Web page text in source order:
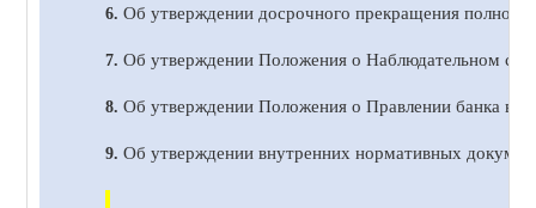
6. Об утверждении досрочного прекращения
7. Об утверждении Положения о Наблюдательном
8. Об утверждении Положения о Правлении банка в
9. Об утверждении внутренних нормативных